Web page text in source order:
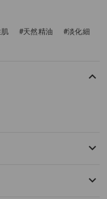
#天然精油
#淡化細